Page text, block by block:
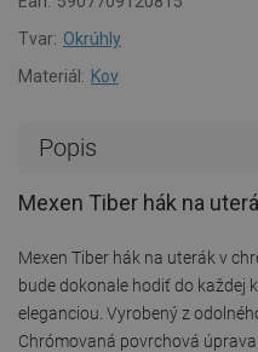
Tvar: Okrúhly
Materiál: Kov
Popis
Mexen Tiber hák na
Mexen Tiber hák na uterák v
bude dokonale hodiť do každej
eleganciou. Vyrobený z
Chrómovaná povrchová